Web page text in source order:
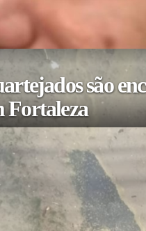
são
Fortaleza